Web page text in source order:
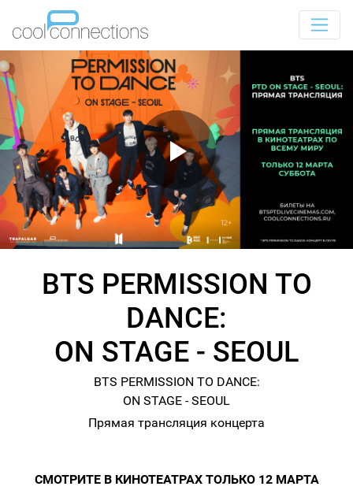
BTS PERMISSION TO
DANCE:
ON STAGE - SEOUL
BTS PERMISSION TO DANCE:
ON STAGE - SEOUL
Прямая трансляция концерта
СМОТРИТЕ В КИНОТЕАТРАХ ТОЛЬКО 12 МАРТА